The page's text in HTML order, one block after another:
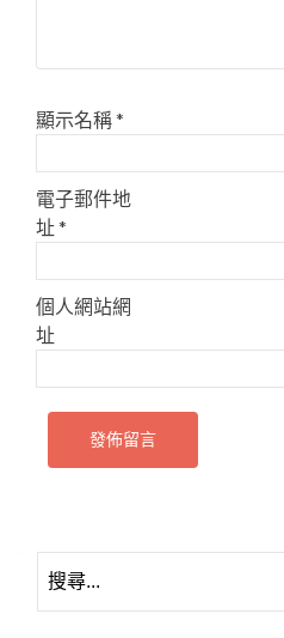
顯示名稱*
電子郵件地
址*
個人網站網
址
尋